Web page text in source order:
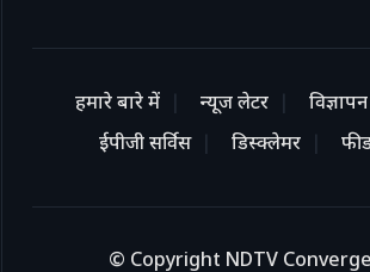
हमारे बारे में न्यूज लेटर विज्ञापन
ईपीजी सर्विस
डिस्क्लेमर
© Copyright NDTV